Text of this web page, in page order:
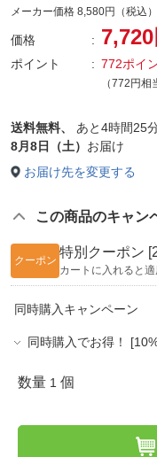
メーカー価格 8,580円（税込
価格 7,720
ポイント 772ポイ
（772円相
送料無料、 あと4時間25
8月8日（土） お届け
お届け先を変更する
この商品のキャン
クーポン
特別クーポン
カートに入れると適
同時購入キャンペーン
同時購入でお得！
数量 1 個